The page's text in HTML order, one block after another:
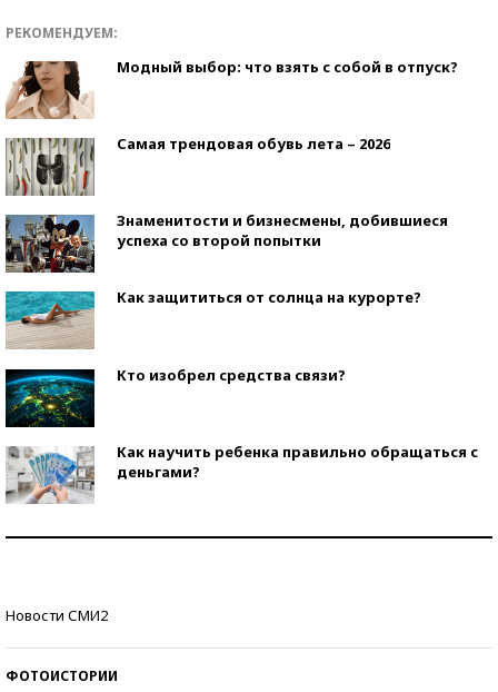
РЕКОМЕНДУЕМ:
Модный выбор: что взять с собой в отпуск?
Самая трендовая обувь лета – 2026
Знаменитости и бизнесмены, добившиеся
успеха со второй попытки
Как защититься от солнца на курорте?
Кто изобрел средства связи?
Как научить ребенка правильно обращаться с
деньгами?
Новости СМИ2
ФОТОИСТОРИИ